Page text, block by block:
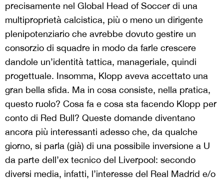
precisamente nel Global Head of Soccer di una
multiproprietà calcistica, più o meno un dirigente
plenipotenziario che avrebbe dovuto gestire un
consorzio di squadre in modo da farle crescere
dandole un’identità tattica, manageriale, quindi
progettuale. Insomma, Klopp aveva accettato una
gran bella sfida. Ma in cosa consiste, nella pratica,
questo ruolo? Cosa fa e cosa sta facendo Klopp per
conto di Red Bull? Queste domande diventano
ancora più interessanti adesso che, da qualche
giorno, si parla (già) di una possibile inversione a U
da parte dell’ex tecnico del Liverpool: secondo
diversi media, infatti, l’interesse del Real Madrid e/o